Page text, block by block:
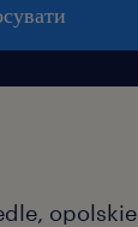
opolskie